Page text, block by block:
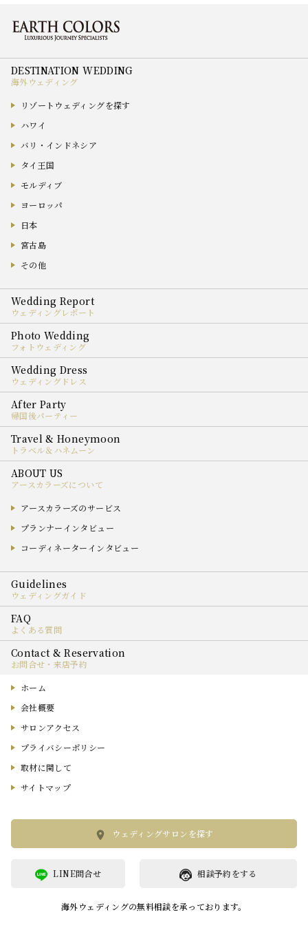
海外ウェディング
リゾートウェディングを探す
ハワイ
バリ・インドネシア
タイ王国
モルディブ
ヨーロッパ
日本
宮古島
その他
ウェディングレポート
フォトウェディング
ウェディングドレス
帰国後パーティー
トラベル＆ハネムーン
アースカラーズについて
アースカラーズのサービス
プランナーインタビュー
コーディネーターインタビュー
ウェディングガイド
よくある質問
お問合せ・来店予約
ホーム
会社概要
サロンアクセス
プライバシーポリシー
取材に関して
サイトマップ
ウェディングサロンを探す
相談予約をする
LINE問合せ
海外ウェディングの無料相談を承っております。